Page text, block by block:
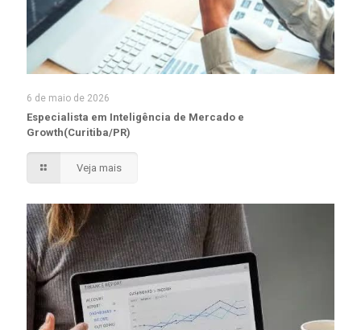
6 de maio de 2026
Especialista em Inteligência de Mercado e
Growth(Curitiba/PR)
Veja mais